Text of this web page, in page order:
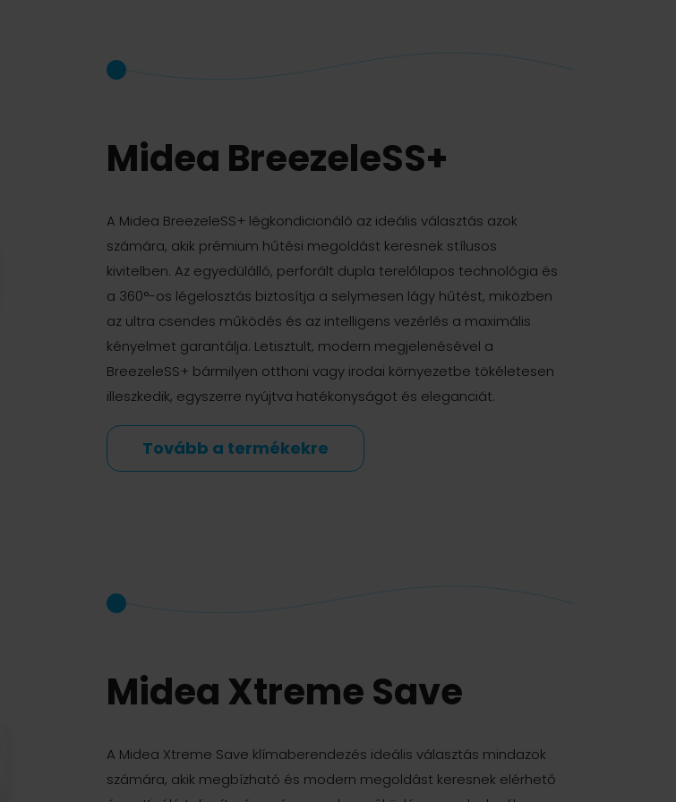
Midea BreezeleSS+
A Midea BreezeleSS+ légkondicionáló az ideális választás azok
számára, akik prémium hűtési megoldást keresnek stílusos
kivitelben. Az egyedülálló, perforált dupla terelőlapos technológia és
a 360°-os légelosztás biztosítja a selymesen lágy hűtést, miközben
az ultra csendes működés és az intelligens vezérlés a maximális
kényelmet garantálja. Letisztult, modern megjelenésével a
BreezeleSS+ bármilyen otthoni vagy irodai környezetbe tökéletesen
illeszkedik, egyszerre nyújtva hatékonyságot és eleganciát.
Tovább a termékekre
Midea Xtreme Save
A Midea Xtreme Save klímaberendezés ideális választás mindazok
számára, akik megbízható és modern megoldást keresnek elérhető